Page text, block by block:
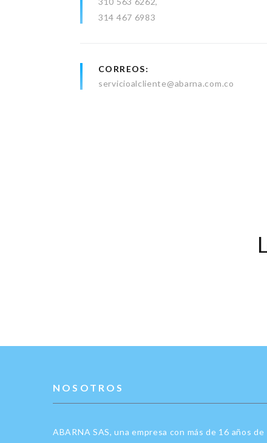
314 467 6983
CORREOS
servicioalcliente@abarna.com.co
NOSOTROS
ABARNA SAS, una empresa con más de 16 años de